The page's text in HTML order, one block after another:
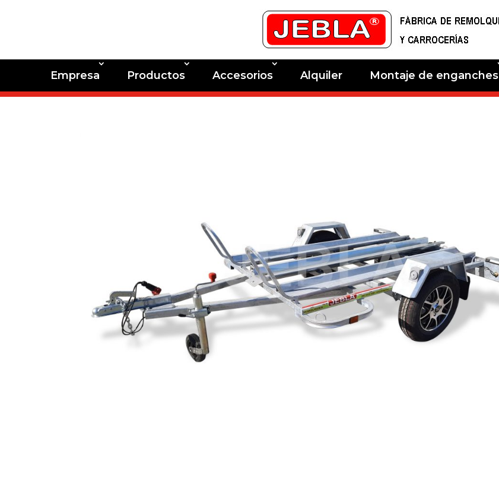
Empresa Productos Accesorios Alquiler Montaje de enganches